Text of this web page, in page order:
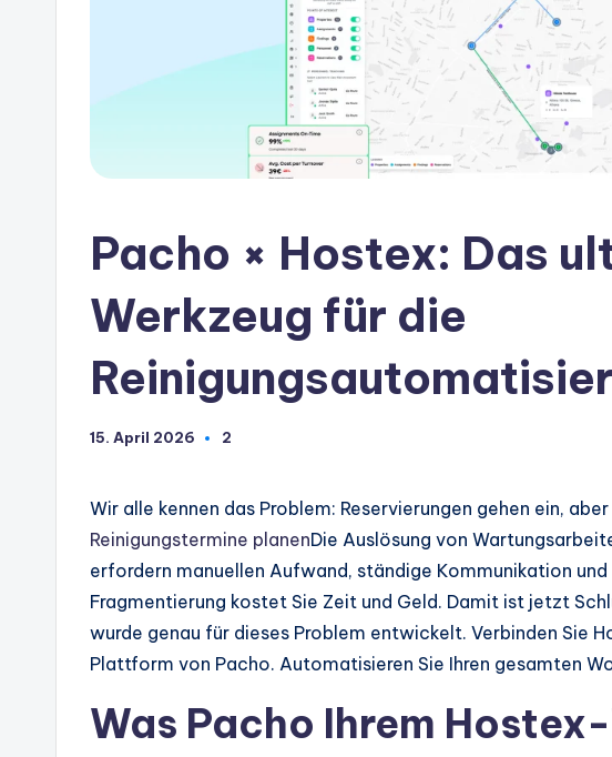
Pacho × Hostex: Das
Werkzeug für die
15. April 2026 2
Wir alle kennen das Problem: Reservierungen gehen ein,
Reinigungstermine planenDie Auslösung von
erfordern manuellen Aufwand, ständige Kommunikation
Fragmentierung kostet Sie Zeit und Geld. Damit ist jetzt
wurde genau für dieses Problem entwickelt. Verbinden Sie
Plattform von Pacho. Automatisieren Sie Ihren gesamten
Was Pacho Ihrem